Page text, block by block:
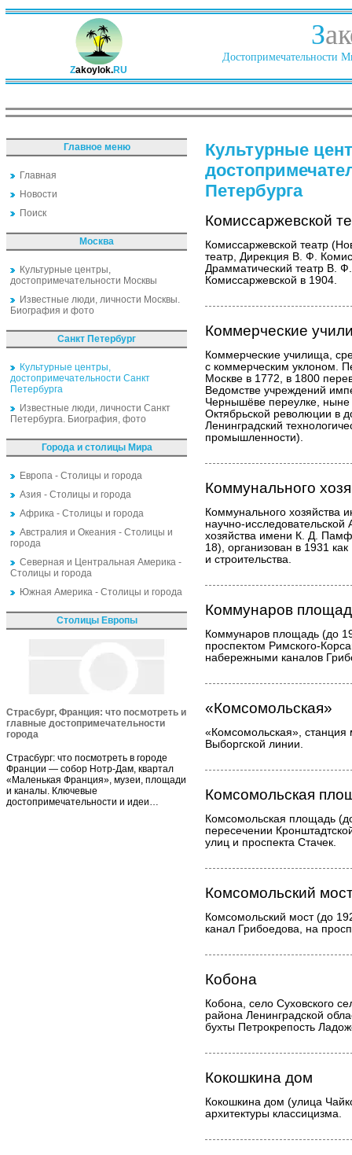
Zakoylok.RU
З
Достопримечательности
Главное меню
Главная
Новости
Поиск
Москва
Культурные центры,
достопримечательности Москвы
Известные люди, личности Москвы.
Биография и фото
Санкт Петербург
Культурные центры,
достопримечательности Санкт
Петербурга
Известные люди, личности Санкт
Петербурга. Биография, фото
Города и столицы Мира
Европа - Столицы и города
Азия - Столицы и города
Африка - Столицы и города
Австралия и Океания - Столицы и
города
Северная и Центральная Америка -
Столицы и города
Южная Америка - Столицы и города
Столицы Европы
Страсбург, Франция: что посмотреть и
главные достопримечательности
города
Страсбург: что посмотреть в городе
Франции — собор Нотр-Дам, квартал
«Маленькая Франция», музеи, площади
и каналы. Ключевые
достопримечательности и идеи…
Культурные
Петербурга
Комиссаржевской
Комиссаржевской театр
театр, Дирекция В. Ф.
Драмматический театр В.
Комиссаржевской в 1904.
Коммерческие
Коммерческие училища,
с коммерческим уклоном.
Москве в 1772, в 1800
Ведомстве учреждений
Чернышёве переулке,
Октябрьской революции
Ленинградский
промышленности).
Коммунального
Коммунального хозяйства
научно-
хозяйства имени К. Д.
18), организован в 1931
и строительства.
Коммунаров
Коммунаров площадь (до
проспектом Римского-
набережными каналов
«Комсомольская»
«Комсомольская», станция
Выборгской линии.
Комсомольская
Комсомольская площадь
пересечении
улиц и проспекта Стачек.
Комсомольский
Комсомольский мост (до
канал Грибоедова, на
Кобона
Кобона, село Суховского
района Ленинградской
бухты Петрокрепость
Кокошкина дом
Кокошкина дом (улица
архитектуры классицизма.